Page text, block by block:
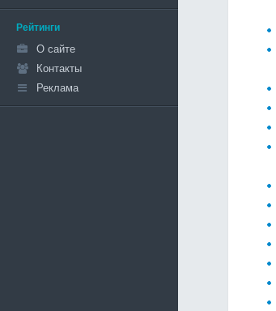
Рейтинги
О сайте
Контакты
Реклама